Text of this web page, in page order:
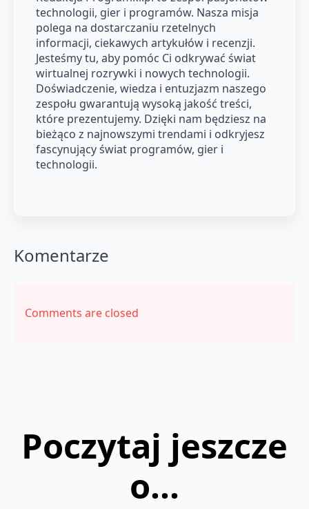
technologii, gier i programów. Nasza misja
polega na dostarczaniu rzetelnych
informacji, ciekawych artykułów i recenzji.
Jesteśmy tu, aby pomóc Ci odkrywać świat
wirtualnej rozrywki i nowych technologii.
Doświadczenie, wiedza i entuzjazm naszego
zespołu gwarantują wysoką jakość treści,
które prezentujemy. Dzięki nam będziesz na
bieżąco z najnowszymi trendami i odkryjesz
fascynujący świat programów, gier i
technologii.
Komentarze
Comments are closed
Poczytaj jeszcze
o...